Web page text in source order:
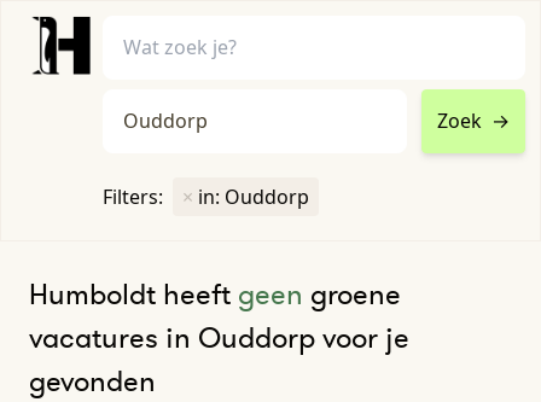
Zoek →
Filters: × in: Ouddorp
Humboldt heeft geen groene
vacatures in Ouddorp voor je
gevonden